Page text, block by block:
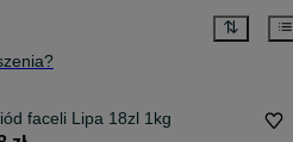
faceli Lipa 18zl 1kg